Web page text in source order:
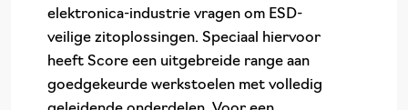
elektronica-industrie vragen om ESD-
veilige zitoplossingen. Speciaal hiervoor
heeft Score een uitgebreide range aan
goedgekeurde werkstoelen met volledig